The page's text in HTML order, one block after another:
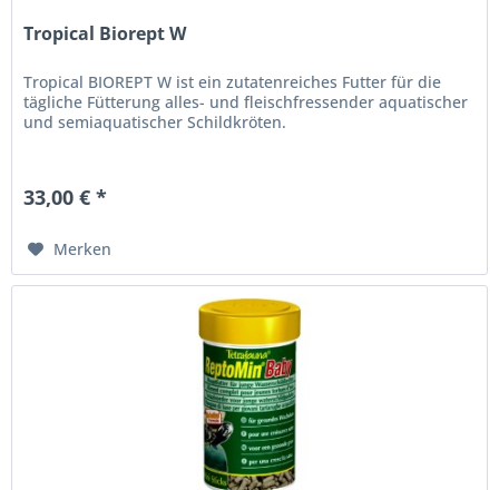
Tropical Biorept W
Tropical BIOREPT W ist ein zutatenreiches Futter für die
tägliche Fütterung alles- und fleischfressender aquatischer
und semiaquatischer Schildkröten.
33,00 € *
Merken